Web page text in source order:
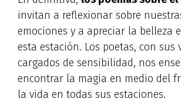
invitan a reflexionar sobre
emociones y a apreciar la belleza
esta estación. Los poetas, con sus
cargados de sensibilidad, nos
encontrar la magia en medio del
la vida en todas sus estaciones.